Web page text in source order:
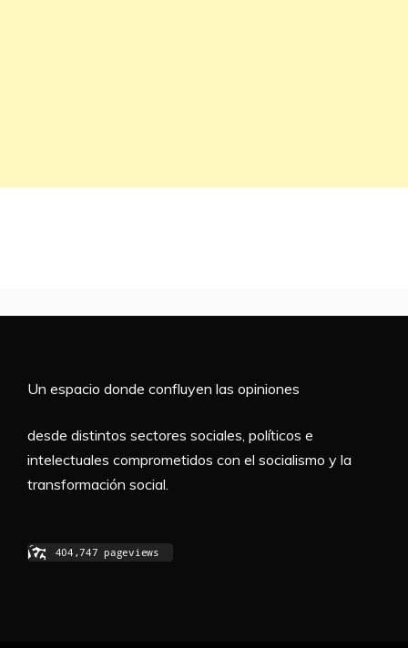
Un espacio donde confluyen las opiniones
desde distintos sectores sociales, políticos e
intelectuales comprometidos con el socialismo y la
transformación social.